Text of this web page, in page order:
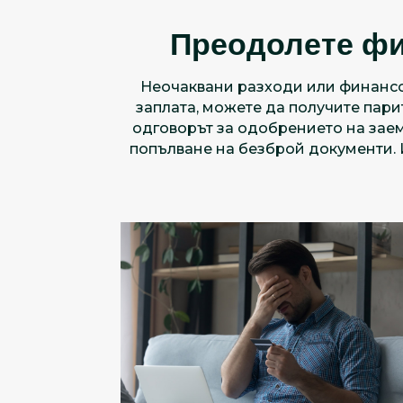
Преодолете
Неочаквани разходи или
заплата, можете да получите
одговорът за одобрението на
попълване на безброй